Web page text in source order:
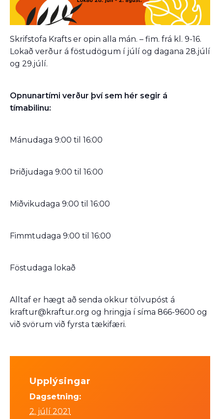
Skrifstofa Krafts er opin alla mán. – fim. frá kl. 9-16.
Lokað verður á föstudögum í júlí og dagana 28.júlí
og 29.júlí.
Opnunartími verður því sem hér segir á
tímabilinu:
Mánudaga 9:00 til 16:00
Þriðjudaga 9:00 til 16:00
Miðvikudaga 9:00 til 16:00
Fimmtudaga 9:00 til 16:00
Föstudaga lokað
Alltaf er hægt að senda okkur tölvupóst á
kraftur@kraftur.org og hringja í síma 866-9600 og
við svörum við fyrsta tækifæri.
Upplýsingar
Dagsetning:
2. júlí 2021